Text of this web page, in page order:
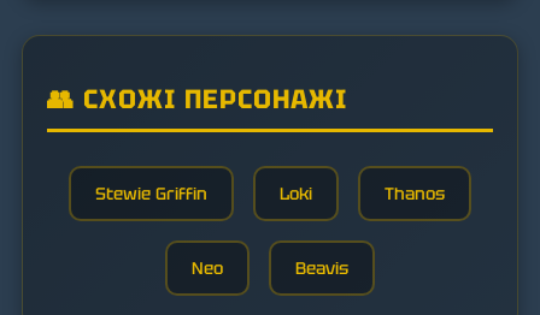
👥 СХОЖІ ПЕРСОНАЖІ
Stewie Griffin Loki Thanos
Neo Beavis